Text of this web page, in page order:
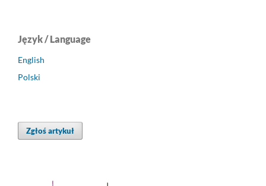
Język / Language
English
Polski
Zgłoś artykuł